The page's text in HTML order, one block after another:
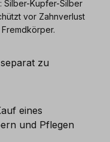
Silber-Kupfer-Silber
vor Zahnverlust
zu
eines
und Pflegen